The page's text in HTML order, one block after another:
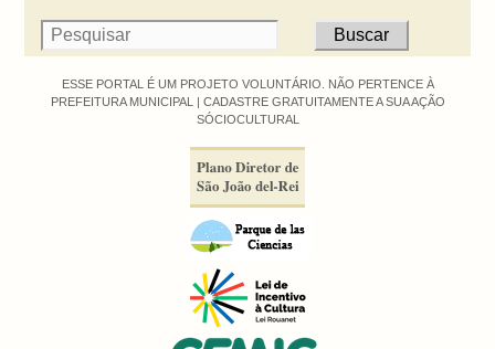
ESSE PORTAL É UM PROJETO VOLUNTÁRIO. NÃO PERTENCE À
PREFEITURA MUNICIPAL | CADASTRE GRATUITAMENTE A SUA AÇÃO
SÓCIOCULTURAL